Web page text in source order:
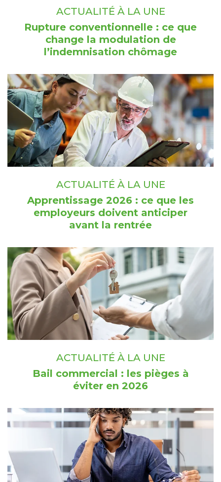
ACTUALITÉ À LA UNE
Rupture conventionnelle : ce que
change la modulation de
l’indemnisation chômage
ACTUALITÉ À LA UNE
Apprentissage 2026 : ce que les
employeurs doivent anticiper
avant la rentrée
ACTUALITÉ À LA UNE
Bail commercial : les pièges à
éviter en 2026